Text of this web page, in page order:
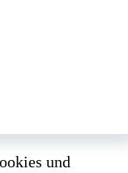
und